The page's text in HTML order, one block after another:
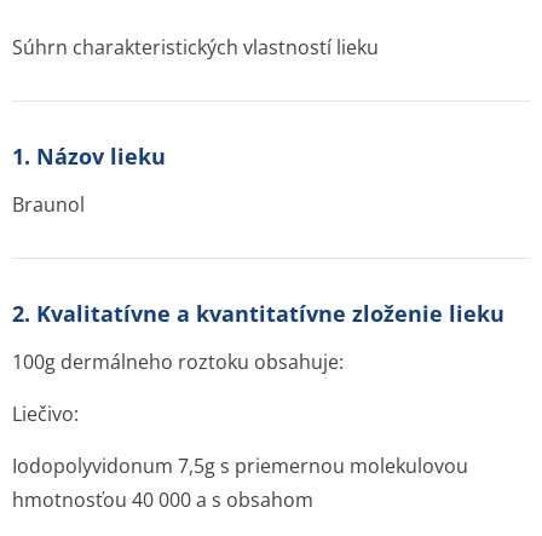
Súhrn charakteristických vlastností lieku
1. Názov lieku
Braunol
2. Kvalitatívne a kvantitatívne zloženie lieku
100g dermálneho roztoku obsahuje:
Liečivo:
Iodopolyvidonum 7,5g s priemernou molekulovou
hmotnosťou 40 000 a s obsahom